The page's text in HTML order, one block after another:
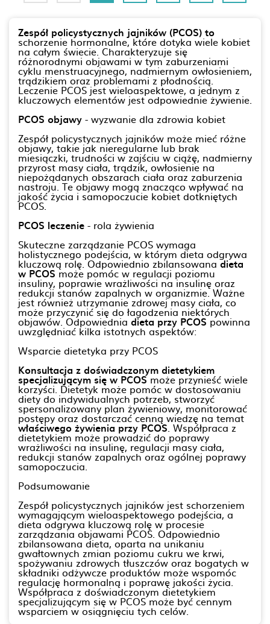
Zespół policystycznych jajników (PCOS) to
schorzenie hormonalne, które dotyka wiele kobiet
na całym świecie. Charakteryzuje się
różnorodnymi objawami w tym zaburzeniami
cyklu menstruacyjnego, nadmiernym owłosieniem,
trądzikiem oraz problemami z płodnością.
Leczenie PCOS jest wieloaspektowe, a jednym z
kluczowych elementów jest odpowiednie żywienie.
PCOS objawy - wyzwanie dla zdrowia kobiet
Zespół policystycznych jajników może mieć różne
objawy, takie jak nieregularne lub brak
miesiączki, trudności w zajściu w ciążę, nadmierny
przyrost masy ciała, trądzik, owłosienie na
niepożądanych obszarach ciała oraz zaburzenia
nastroju. Te objawy mogą znacząco wpływać na
jakość życia i samopoczucie kobiet dotkniętych
PCOS.
PCOS leczenie - rola żywienia
Skuteczne zarządzanie PCOS wymaga
holistycznego podejścia, w którym dieta odgrywa
kluczową rolę. Odpowiednio zbilansowanadieta
w PCOS może pomóc w regulacji poziomu
insuliny, poprawie wrażliwości na insulinę oraz
redukcji stanów zapalnych w organizmie. Ważne
jest również utrzymanie zdrowej masy ciała, co
może przyczynić się do łagodzenia niektórych
objawów. Odpowiednia dieta przy PCOS powinna
uwzględniać kilka istotnych aspektów:
Wsparcie dietetyka przy PCOS
Konsultacja z doświadczonym dietetykiem
specjalizującym się w PCOSmoże przynieść wiele
korzyści. Dietetyk może pomóc w dostosowaniu
diety do indywidualnych potrzeb, stworzyć
spersonalizowany plan żywieniowy, monitorować
postępy oraz dostarczać cenną wiedzę na temat
właściwego żywienia przy PCOS. Współpraca z
dietetykiem może prowadzić do poprawy
wrażliwości na insulinę, regulacji masy ciała,
redukcji stanów zapalnych oraz ogólnej poprawy
samopoczucia.
Podsumowanie
Zespół policystycznych jajników jest schorzeniem
wymagającym wieloaspektowego podejścia, a
dieta odgrywa kluczową rolę w procesie
zarządzania objawami PCOS. Odpowiednio
zbilansowana dieta, oparta na unikaniu
gwałtownych zmian poziomu cukru we krwi,
spożywaniu zdrowych tłuszczów oraz bogatych w
składniki odżywcze produktów może wspomóc
regulację hormonalną i poprawę jakości życia.
Współpraca z doświadczonym dietetykiem
specjalizującym się w PCOS może być cennym
wsparciem w osiągnięciu tych celów.